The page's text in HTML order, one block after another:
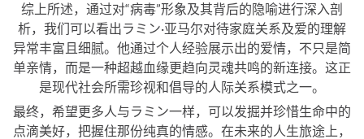
综上所述，通过对“病毒”形象及其背后的隐喻进行深入剖
析，我们可以看出ラミン·亚马尔对待家庭关系及爱的理解
异常丰富且细腻。他通过个人经验展示出的爱情，不只是简
单亲情，而是一种超越血缘更趋向灵魂共鸣的新连接。这正
是现代社会所需珍视和倡导的人际关系模式之一。
最终，希望更多人与ラミン一样，可以发掘并珍惜生命中的
点滴美好，把握住那份纯真的情感。在未来的人生旅途上，